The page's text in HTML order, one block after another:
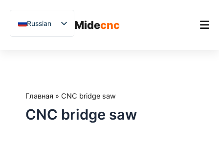
Midecnc
Применения
Blog
Russian
English
Spanish
Главная » CNC bridge saw
CNC bridge saw